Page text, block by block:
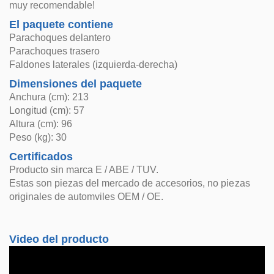
muy recomendable!
El paquete contiene
Parachoques delantero
Parachoques trasero
Faldones laterales (izquierda-derecha)
Dimensiones del paquete
Anchura (cm): 213
Longitud (cm): 57
Altura (cm): 96
Peso (kg): 30
Certificados
Producto sin marca E / ABE / TUV.
Estas son piezas del mercado de accesorios, no piezas
originales de automviles OEM / OE.
Video del producto